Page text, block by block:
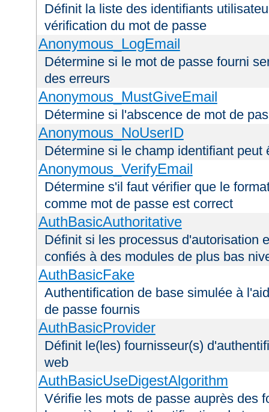
Définit la liste des identifiants
vérification du mot de passe
Anonymous_LogEmail
Détermine si le mot de passe fourni
des erreurs
Anonymous_MustGiveEmail
Détermine si l'abscence de mot de
Anonymous_NoUserID
Détermine si le champ identifiant peut
Anonymous_VerifyEmail
Détermine s'il faut vérifier que le
comme mot de passe est correct
AuthBasicAuthoritative
Définit si les processus d'autorisation
confiés à des modules de plus bas
AuthBasicFake
Authentification de base simulée à
de passe fournis
AuthBasicProvider
Définit le(les) fournisseur(s)
web
AuthBasicUseDigestAlgorithm
Vérifie les mots de passe auprès des